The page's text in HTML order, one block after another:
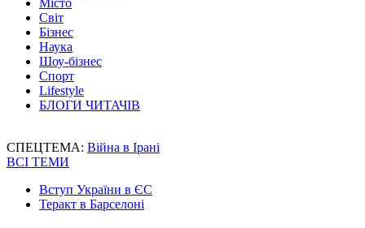
Місто
Світ
Бізнес
Наука
Шоу-бізнес
Спорт
Lifestyle
БЛОГИ ЧИТАЧІВ
СПЕЦТЕМА: Війна в Ірані
ВСІ ТЕМИ
Вступ України в ЄС
Теракт в Барселоні